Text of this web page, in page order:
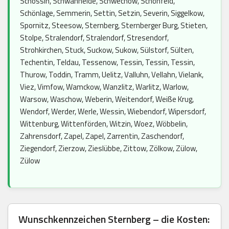
Schönlage, Semmerin, Settin, Setzin, Severin, Siggelkow,
Spornitz, Steesow, Sternberg, Sternberger Burg, Stieten,
Stolpe, Stralendorf, Stralendorf, Stresendorf,
Strohkirchen, Stuck, Suckow, Sukow, Sülstorf, Sülten,
Techentin, Teldau, Tessenow, Tessin, Tessin, Tessin,
Thurow, Toddin, Tramm, Uelitz, Valluhn, Vellahn, Vielank,
Viez, Vimfow, Wamckow, Wanzlitz, Warlitz, Warlow,
Warsow, Waschow, Weberin, Weitendorf, Weiße Krug,
Wendorf, Werder, Werle, Wessin, Wiebendorf, Wipersdorf,
Wittenburg, Wittenförden, Witzin, Woez, Wöbbelin,
Zahrensdorf, Zapel, Zapel, Zarrentin, Zaschendorf,
Ziegendorf, Zierzow, Zieslübbe, Zittow, Zölkow, Zülow,
Zülow
Wunschkennzeichen Sternberg – die Kosten: